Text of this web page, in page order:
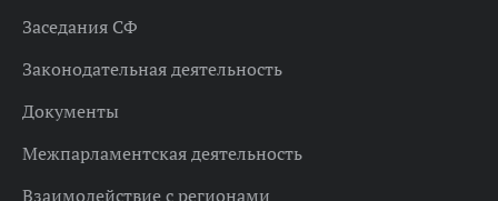
Заседания СФ
Законодательная деятельность
Документы
Межпарламентская деятельность
Взаимодействие с регионами